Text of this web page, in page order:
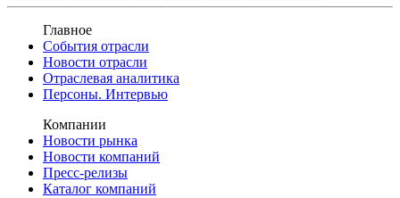
Главное
События отрасли
Новости отрасли
Отраслевая аналитика
Персоны. Интервью
Компании
Новости рынка
Новости компаний
Пресс-релизы
Каталог компаний